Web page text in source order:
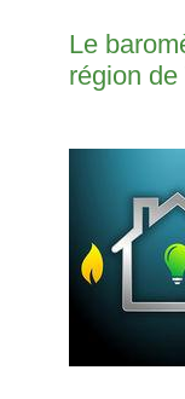
Le
région